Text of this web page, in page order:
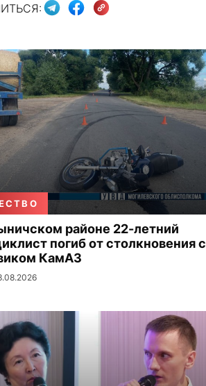
районе 22-летний
погиб от столкновения с
КамАЗ